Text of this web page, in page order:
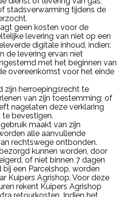
stadsverwarming tijdens de
geen kosten voor de
levering van niet op een
digitale inhoud, indien:
de levering ervan niet
met het beginnen van
overeenkomst voor het einde
zijn herroepingsrecht te
van zijn toestemming; of
nagelaten deze verklaring
bevestigen.
maakt van zijn
alle aanvullende
rechtswege ontbonden.
kunnen worden, door
of niet binnen 7 dagen
een Parcelshop, worden
Kuipers Agrishop. Voor deze
rekent Kuipers Agrishop
retourkosten. Indien het